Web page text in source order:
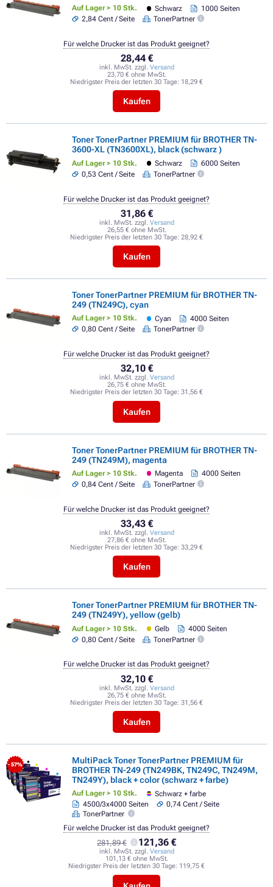
Auf Lager > 10 Stk. Schwarz
1000 Seiten
2,84 Cent / Seite
TonerPartner
28,44 €
inkl. MwSt. zzgl. Versand
23,70 € ohne MwSt.
Niedrigster Preis der letzten 30 Tage: 18,29 €
Kaufen
Für welche Drucker ist das Produkt geeignet?
Toner TonerPartner PREMIUM für BROTHER TN-
3600-XL (TN3600XL), black (schwarz )
Auf Lager > 10 Stk. Schwarz
6000 Seiten
0,53 Cent / Seite
TonerPartner
31,86 €
inkl. MwSt. zzgl. Versand
26,55 € ohne MwSt.
Niedrigster Preis der letzten 30 Tage: 28,92 €
Kaufen
Für welche Drucker ist das Produkt geeignet?
Toner TonerPartner PREMIUM für BROTHER TN-
249 (TN249C), cyan
Auf Lager > 10 Stk. Cyan
4000 Seiten
0,80 Cent / Seite
TonerPartner
32,10 €
inkl. MwSt. zzgl. Versand
26,75 € ohne MwSt.
Niedrigster Preis der letzten 30 Tage: 31,56 €
Kaufen
Für welche Drucker ist das Produkt geeignet?
Toner TonerPartner PREMIUM für BROTHER TN-
249 (TN249M), magenta
Auf Lager > 10 Stk. Magenta
4000 Seiten
0,84 Cent / Seite
TonerPartner
33,43 €
inkl. MwSt. zzgl. Versand
27,86 € ohne MwSt.
Niedrigster Preis der letzten 30 Tage: 33,29 €
Kaufen
Für welche Drucker ist das Produkt geeignet?
Toner TonerPartner PREMIUM für BROTHER TN-
249 (TN249Y), yellow (gelb)
Auf Lager > 10 Stk. Gelb
4000 Seiten
0,80 Cent / Seite
TonerPartner
32,10 €
inkl. MwSt. zzgl. Versand
26,75 € ohne MwSt.
Niedrigster Preis der letzten 30 Tage: 31,56 €
Kaufen
Für welche Drucker ist das Produkt geeignet?
- 57%
MultiPack Toner TonerPartner PREMIUM für
BROTHER TN-249 (TN249BK, TN249C, TN249M,
TN249Y), black + color (schwarz + farbe)
Auf Lager > 10 Stk.
Schwarz + farbe
4500/3x4000 Seiten
0,74 Cent / Seite
TonerPartner
281,89 € 121,36 €
inkl. MwSt. zzgl. Versand
101,13 € ohne MwSt.
Niedrigster Preis der letzten 30 Tage: 119,75 €
Für welche Drucker ist das Produkt geeignet?